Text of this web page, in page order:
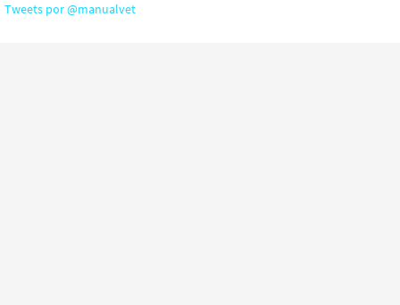
Tweets por @manualvet